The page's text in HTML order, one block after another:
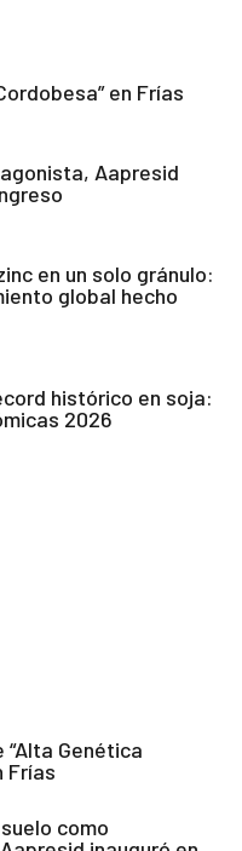
en Frías
Aapresid
en un solo gránulo:
global hecho
histórico en soja:
2026
“Alta Genética
Frías
como